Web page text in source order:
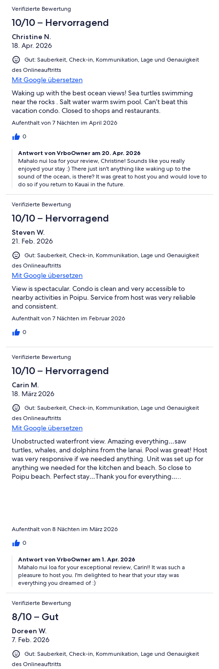
Verifizierte Bewertung
10/10 – Hervorragend
Christine N.
18. Apr. 2026
Gut: Sauberkeit, Check-in, Kommunikation, Lage und Genauigkeit
des Onlineauftritts
Mit Google übersetzen
Waking up with the best ocean views! Sea turtles swimming
near the rocks . Salt water warm swim pool. Can’t beat this
vacation condo. Closed to shops and restaurants.
Aufenthalt von 7 Nächten im April 2026
0
Antwort von VrboOwner am 20. Apr. 2026
Mahalo nui loa for your review, Christine! Sounds like you really
enjoyed your stay :) There just isn't anything like waking up to the
sound of the ocean, is there? It was great to host you and would love to
do so if you return to Kauai in the future.
Verifizierte Bewertung
10/10 – Hervorragend
Steven W.
21. Feb. 2026
Gut: Sauberkeit, Check-in, Kommunikation, Lage und Genauigkeit
des Onlineauftritts
Mit Google übersetzen
View is spectacular. Condo is clean and very accessible to
nearby activities in Poipu. Service from host was very reliable
and consistent.
Aufenthalt von 7 Nächten im Februar 2026
0
Verifizierte Bewertung
10/10 – Hervorragend
Carin M.
18. März 2026
Gut: Sauberkeit, Check-in, Kommunikation, Lage und Genauigkeit
des Onlineauftritts
Mit Google übersetzen
Unobstructed waterfront view. Amazing everything…saw
turtles, whales, and dolphins from the lanai. Pool was great! Host
was very responsive if we needed anything. Unit was set up for
anything we needed for the kitchen and beach. So close to
Poipu beach. Perfect stay…Thank you for everything…..
Aufenthalt von 8 Nächten im März 2026
0
Antwort von VrboOwner am 1. Apr. 2026
Mahalo nui loa for your exceptional review, Carin!! It was such a
pleasure to host you. I'm delighted to hear that your stay was
everything you dreamed of :)
Verifizierte Bewertung
8/10 – Gut
Doreen W.
7. Feb. 2026
Gut: Sauberkeit, Check-in, Kommunikation, Lage und Genauigkeit
des Onlineauftritts